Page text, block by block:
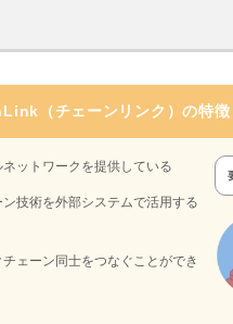
（チェーンリンク）の特徴
ットワークを提供している
技術を外部システムで活用する
ェーン同士をつなぐことができ